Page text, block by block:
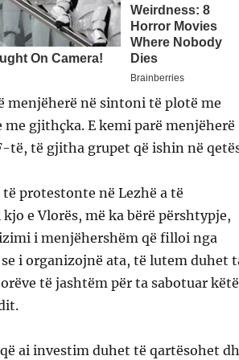
menjëherë në sintoni të plotë me
gjithçka. E kemi parë menjëherë
të, të gjitha grupet që ishin në
protestonte në Lezhë a të
e Vlorës, më ka bërë përshtypje,
i menjëhershëm që filloi nga
i organizojnë ata, të lutem duhet
të jashtëm për ta sabotuar këtë
ai investim duhet të qartësohet